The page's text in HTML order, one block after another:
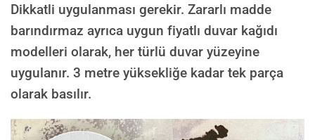
Dikkatli uygulanması gerekir. Zararlı madde
barındırmaz ayrıca uygun fiyatlı duvar kağıdı
modelleri olarak, her türlü duvar yüzeyine
uygulanır. 3 metre yüksekliğe kadar tek parça
olarak basılır.